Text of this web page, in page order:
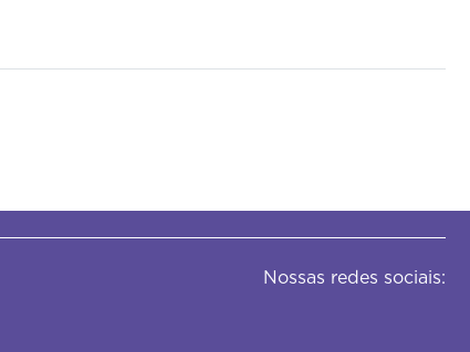
Nossas redes sociais: